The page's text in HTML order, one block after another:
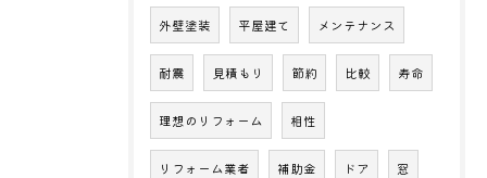
外壁塗装 平屋建て メンテナンス
耐震 見積もり 節約 比較 寿命
理想のリフォーム 相性
リフォーム業者 補助金 ドア 窓